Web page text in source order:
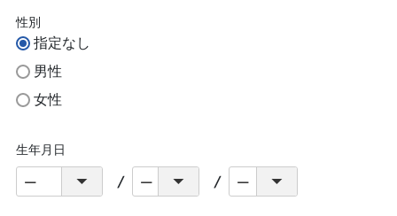
性別
指定なし
男性
女性
生年月日